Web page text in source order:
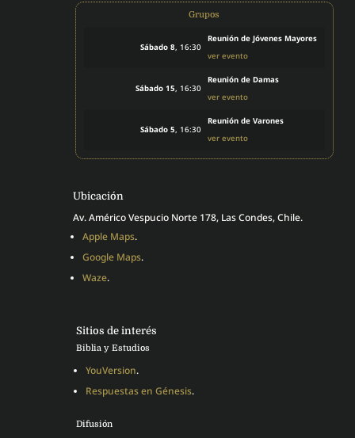
Grupos
Sábado 8, 16:30
Reunión de Jóvenes Mayores
ver evento
Sábado 15, 16:30
Reunión de Damas
ver evento
Sábado 5, 16:30
Reunión de Varones
ver evento
Ubicación
Av. Américo Vespucio Norte 178, Las Condes, Chile.
Apple Maps.
Google Maps.
Waze.
Sitios de interés
Biblia y Estudios
YouVersion.
Respuestas en Génesis.
Difusión